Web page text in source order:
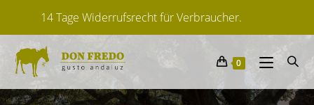
Lieferfrist: ca. 2-6 Tage
Von spanischen Herstellern
14 Tage Widerrufsrecht für Verbraucher.
0